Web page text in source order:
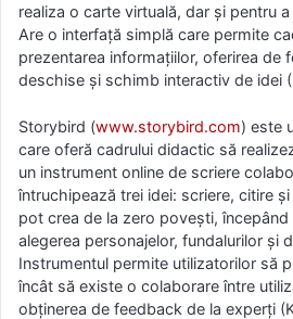
realiza o carte virtuală, dar și pentru
Are o interfață simplă care permite
prezentarea informațiilor, oferirea de
deschise și schimb interactiv de idei
Storybird (www.storybird.com) este
care oferă cadrului didactic să
un instrument online de scriere
întruchipează trei idei: scriere, citire
pot crea de la zero povești,
alegerea personajelor, fundalurilor și
Instrumentul permite utilizatorilor să
încât să existe o colaborare între
obținerea de feedback de la experți